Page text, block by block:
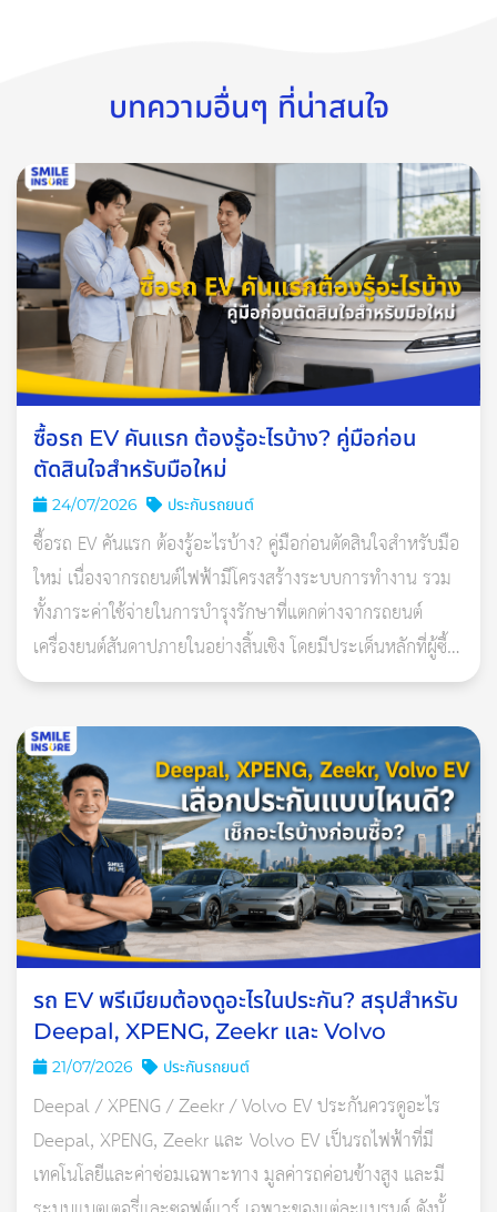
มีผลต่อน้ำมัน คือ ยางรถยนต์ ไส้กรองอากาศ หัวเทียน เป็นต้น
สตาร์ทอุ่นเครื่อง
หลายคนชอบสตาร์ทรถแล้ววอร์มเครื่องยนต์นาน 2-3 นาที แบบนี้
กินน้ำมันแน่ๆ และหลังสตาร์ทห้ามออกแรงเพราะจะทำให้เปลือง
น้ำมันมากยิ่งขึ้น รู้แบบนี้แล้ว ค่อยๆ ออกตัวสวยๆ ดีกว่าค่ะ
ซิ่งไปเหยียบให้มิด
ข้อนี้เป็นเรื่องยากของนักซิ่งสักหน่อย และเเน่นอนค่ะเรื่องขับรถเร็ว
ไม่ใช่เรื่องที่ดีแน่ นอกจากจะเป็นอันตรายกับเราและรถคันอื่นแล้วยัง
ทำให้เปลื่องน้ำมันมากกว่าเดิมอีก เพราะเครื่องเองก็จะทำงานหนัก
ขึ้น ถ้าขับเร็วถึง 100 ก.ม./ช.ม. จะสิ้นเปลืองน้ำมันถึง 10% เลยนะ
คะ
บทความอื่นๆ ที่น่าสนใจ
ซื้อรถ EV คันแรก ต้องรู้อะไรบ้าง? คู่มือก่อน
ตัดสินใจสำหรับมือใหม่
24/07/2026 ประกันรถยนต์
ซื้อรถ EV คันแรก ต้องรู้อะไรบ้าง? คู่มือก่อนตัดสินใจสำหรับมือ
ใหม่ เนื่องจากรถยนต์ไฟฟ้ามีโครงสร้างระบบการทำงาน รวม
ทั้งภาระค่าใช้จ่ายในการบำรุงรักษาที่แตกต่างจากรถยนต์
เครื่องยนต์สันดาปภายในอย่างสิ้นเชิง โดยมีประเด็นหลักที่ผู้ซื้อ
ควรศึกษารายละเอียดอย่าง
รถ EV พรีเมียมต้องดูอะไรในประกัน? สรุปสำหรับ
Deepal, XPENG, Zeekr และ Volvo
21/07/2026 ประกันรถยนต์
Deepal / XPENG / Zeekr / Volvo EV ประกันควรดูอะไร
Deepal, XPENG, Zeekr และ Volvo EV เป็นรถไฟฟ้าที่มี
เทคโนโลยีและค่าซ่อมเฉพาะทาง มูลค่ารถค่อนข้างสูง และมี